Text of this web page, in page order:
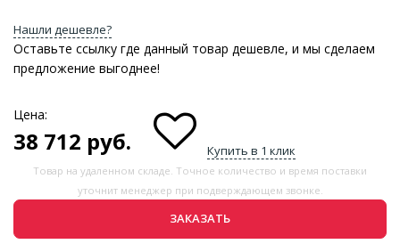
Нашли дешевле?
Оставьте ссылку где данный товар дешевле, и мы сделаем
предложение выгоднее!
Цена:
38 712 руб. Купить в 1 клик
Товар на удаленном складе. Точное количество и время поставки
уточнит менеджер при подверждающем звонке.
ЗАКАЗАТЬ